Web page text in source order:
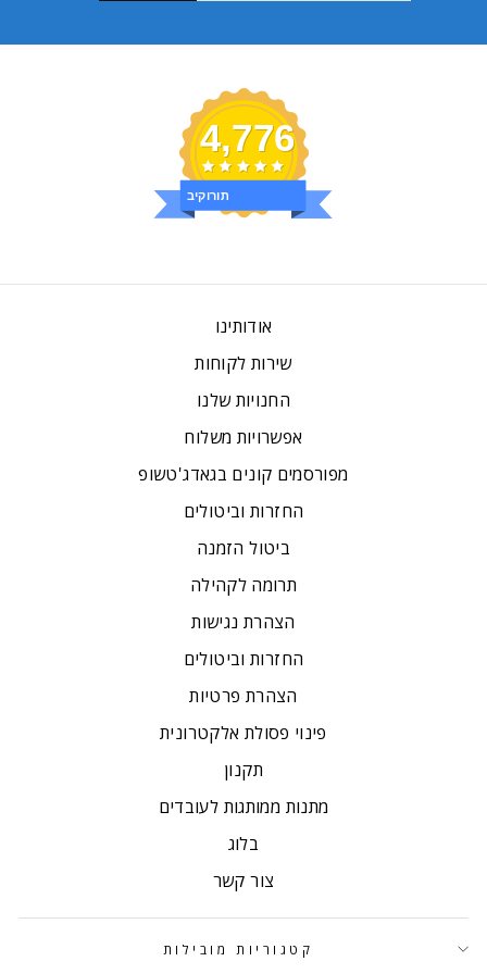
4,776
ביקורות
אודותינו
שירות לקוחות
החנויות שלנו
אפשרויות משלוח
מפורסמים קונים בגאדג'טשופ
החזרות וביטולים
ביטול הזמנה
תרומה לקהילה
הצהרת נגישות
החזרות וביטולים
הצהרת פרטיות
פינוי פסולת אלקטרונית
תקנון
מתנות ממותגות לעובדים
בלוג
צור קשר
קטגוריות מובילות